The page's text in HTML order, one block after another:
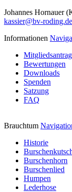
Johannes Hornauer
kassier@bv-roding.de
Informationen
Mitgliedsantrag
Bewertungen
Downloads
Spenden
Satzung
FAQ
Brauchtum
Historie
Burschenhorn
Burschenlied
Humpen
Lederhose